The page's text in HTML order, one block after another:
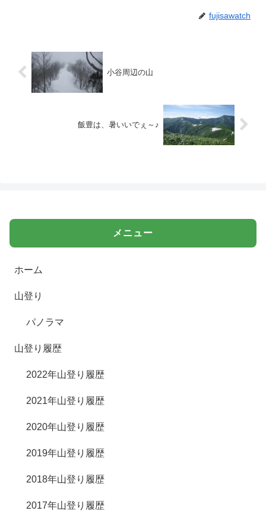
fujisawatch
小谷周辺の山
飯豊は、暑いいでぇ～♪
メニュー
ホーム
山登り
パノラマ
山登り履歴
2022年山登り履歴
2021年山登り履歴
2020年山登り履歴
2019年山登り履歴
2018年山登り履歴
2017年山登り履歴